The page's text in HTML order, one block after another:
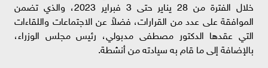
خلال الفترة من 28 يناير حتى 3 فبراير 2023، والذي تضمن
الموافقة على عدد من القرارات، فضلاً عن الاجتماعات واللقاءات
التي عقدها الدكتور مصطفى مدبولي، رئيس مجلس الوزراء،
بالإضافة إلى ما قام به سيادته من أنشطة.